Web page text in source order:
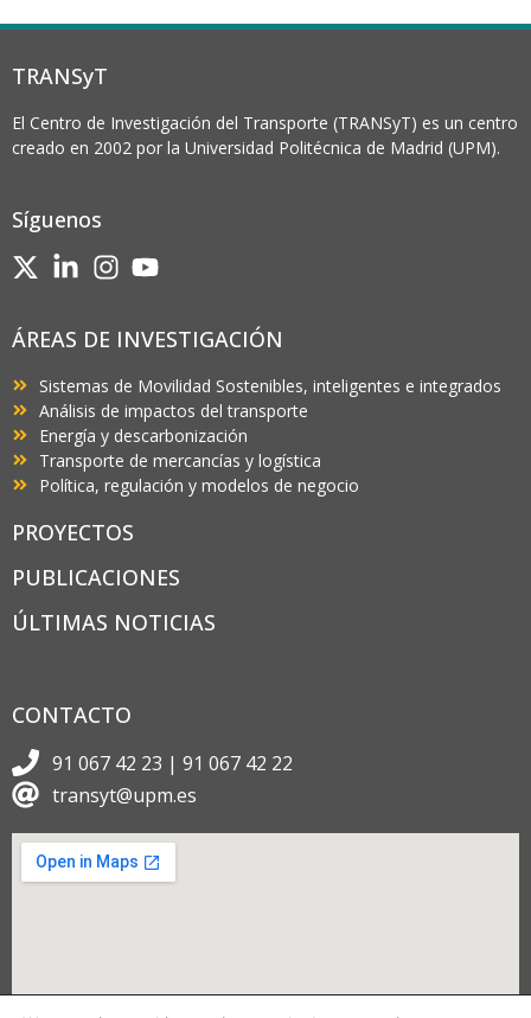
TRANSyT
El Centro de Investigación del Transporte (TRANSyT) es un centro
creado en 2002 por la Universidad Politécnica de Madrid (UPM).
Síguenos
ÁREAS DE INVESTIGACIÓN
Sistemas de Movilidad Sostenibles, inteligentes e integrados
Análisis de impactos del transporte
Energía y descarbonización
Transporte de mercancías y logística
Política, regulación y modelos de negocio
PROYECTOS
PUBLICACIONES
ÚLTIMAS NOTICIAS
CONTACTO
91 067 42 23 | 91 067 42 22
transyt@upm.es